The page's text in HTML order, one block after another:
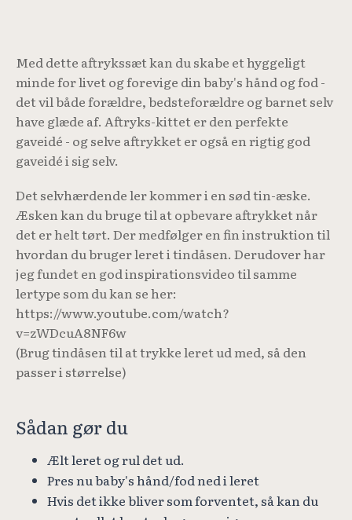
Med dette aftrykssæt kan du skabe et hyggeligt
minde for livet og forevige din baby's hånd og fod -
det vil både forældre, bedsteforældre og barnet selv
have glæde af. Aftryks-kittet er den perfekte
gaveidé - og selve aftrykket er også en rigtig god
gaveidé i sig selv.
Det selvhærdende ler kommer i en sød tin-æske.
Æsken kan du bruge til at opbevare aftrykket når
det er helt tørt. Der medfølger en fin instruktion til
hvordan du bruger leret i tindåsen. Derudover har
jeg fundet en god inspirationsvideo til samme
lertype som du kan se her:
https://www.youtube.com/watch?
v=zWDcuA8NF6w
(Brug tindåsen til at trykke leret ud med, så den
passer i størrelse)
Sådan gør du
Ælt leret og rul det ud.
Pres nu baby's hånd/fod ned i leret
Hvis det ikke bliver som forventet, så kan du